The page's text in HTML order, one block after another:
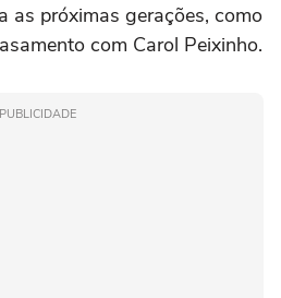
as próximas gerações, como
com Carol Peixinho.
PUBLICIDADE